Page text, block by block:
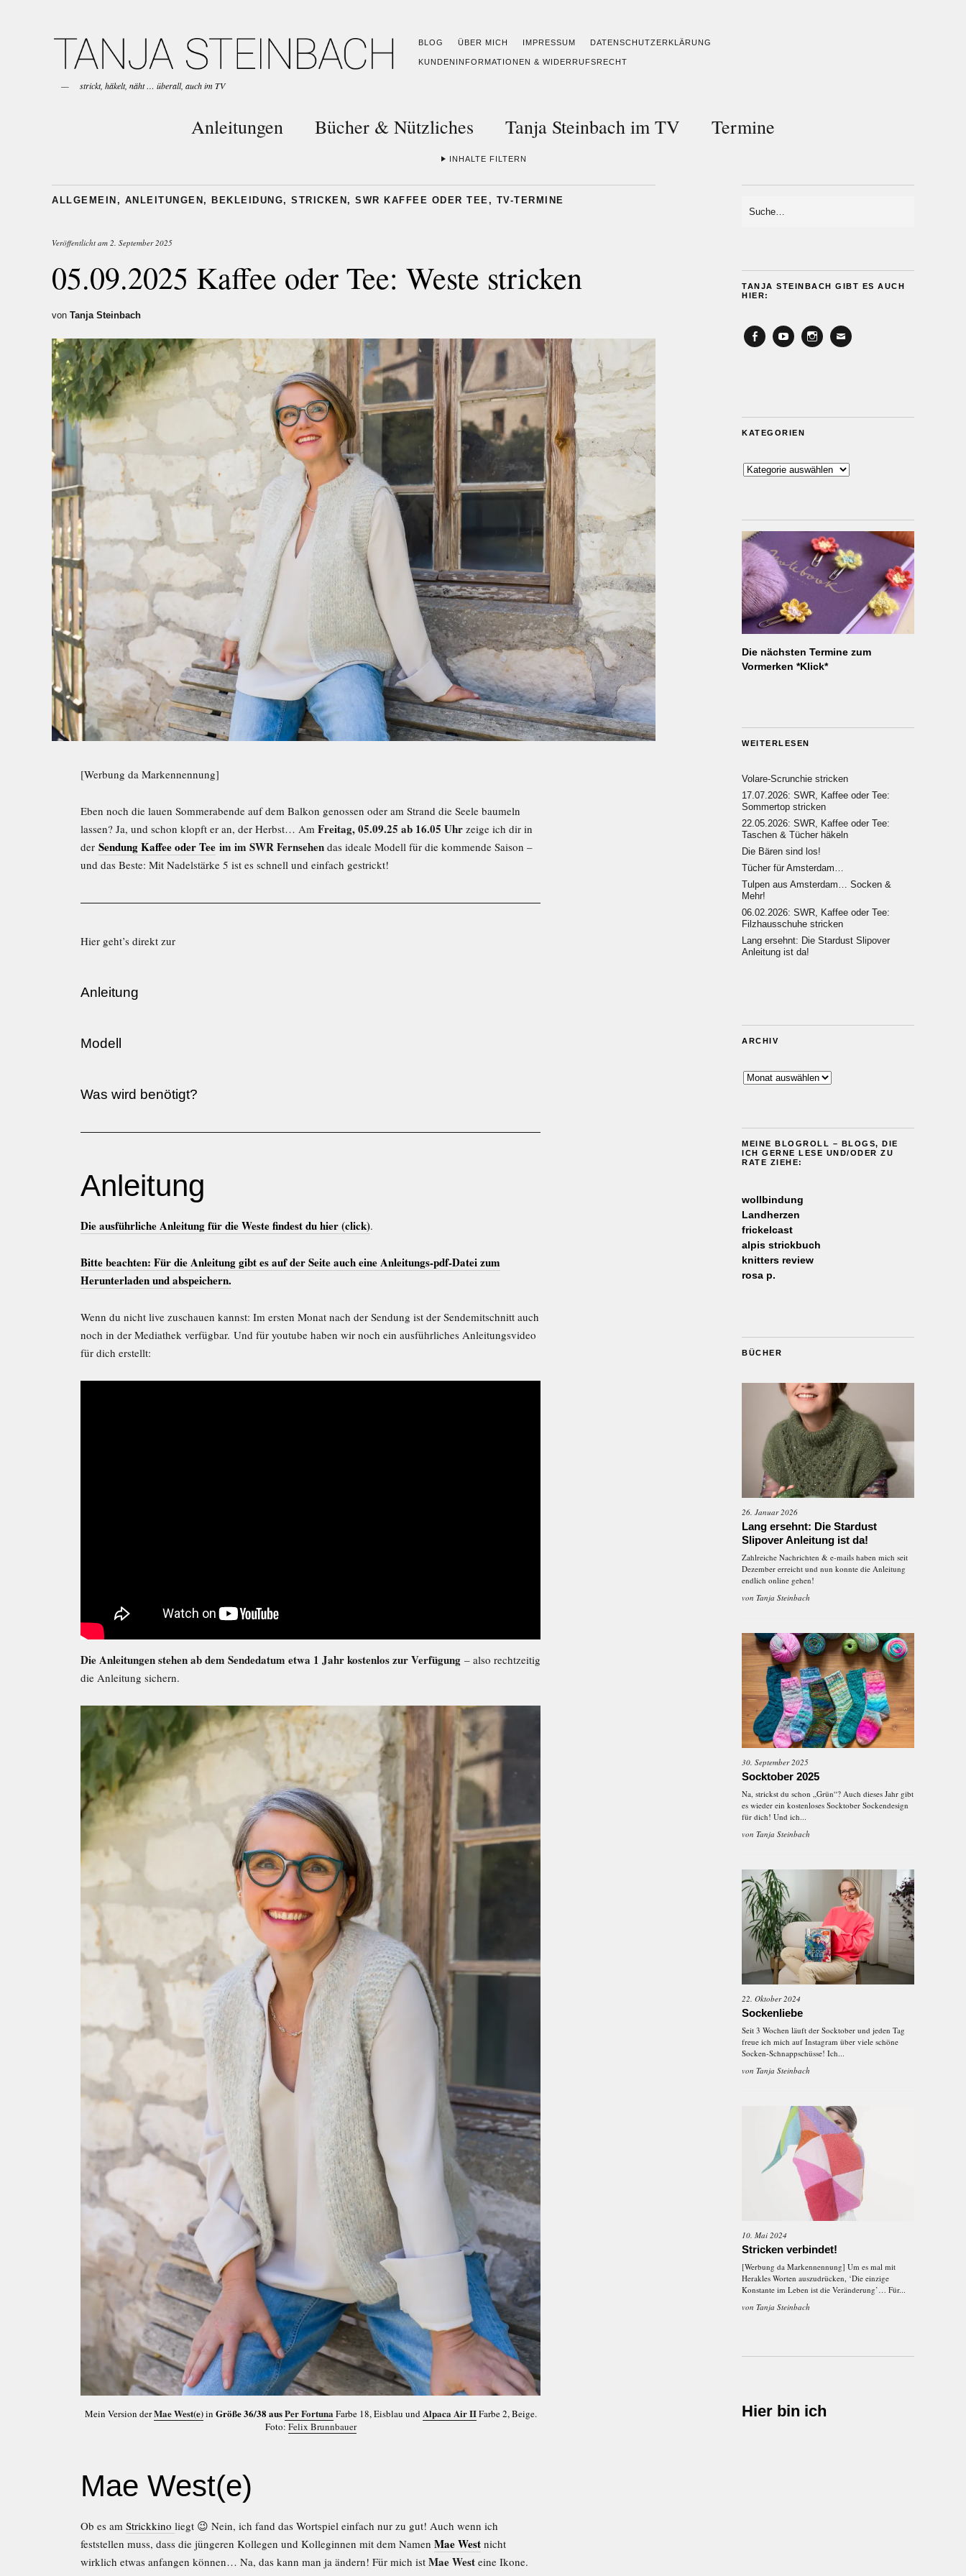
BLOG ÜBER MICH IMPRESSUM DATENSCHUTZERKLÄRUNG
KUNDENINFORMATIONEN & WIDERRUFSRECHT
strickt, häkelt, näht … überall, auch im TV
Anleitungen Bücher & Nützliches Tanja Steinbach im TV Termine
INHALTE FILTERN
ALLGEMEIN , ANLEITUNGEN, BEKLEIDUNG, STRICKEN, SWR KAFFEE ODER TEE , TV-TERMINE
Veröffentlicht am 2. September 2025
05.09.2025 Kaffee oder Tee: Weste stricken
von Tanja Steinbach
[Werbung da Markennennung]
Eben noch die lauen Sommerabende auf dem Balkon genossen oder am Strand die Seele baumeln
lassen? Ja, und schon klopft er an, der Herbst… Am Freitag, 05.09.25 ab 16.05 Uhr zeige ich dir in
der Sendung Kaffee oder Tee im im SWR Fernsehen das ideale Modell für die kommende Saison –
und das Beste: Mit Nadelstärke 5 ist es schnell und einfach gestrickt!
Hier geht’s direkt zur
Anleitung
Modell
Was wird benötigt?
Anleitung
Die ausführliche Anleitung für die Weste findest du hier (click).
Bitte beachten: Für die Anleitung gibt es auf der Seite auch eine Anleitungs-pdf-Datei zum
Herunterladen und abspeichern.
Wenn du nicht live zuschauen kannst: Im ersten Monat nach der Sendung ist der Sendemitschnitt auch
noch in der Mediathek verfügbar. Und für youtube haben wir noch ein ausführliches Anleitungsvideo
für dich erstellt:
Die Anleitungen stehen ab dem Sendedatum etwa 1 Jahr kostenlos zur Verfügung – also rechtzeitig
die Anleitung sichern.
Mein Version derMae West(e)in Größe 36/38 ausPer Fortuna Farbe 18, Eisblau undAlpaca Air IIFarbe 2, Beige.
Foto: Felix Brunnbauer
Mae West(e)
Ob es am Strickkino liegt 😉 Nein, ich fand das Wortspiel einfach nur zu gut! Auch wenn ich
feststellen muss, dass die jüngeren Kollegen und Kolleginnen mit dem Namen Mae West nicht
wirklich etwas anfangen können… Na, das kann man ja ändern! Für mich ist Mae West eine Ikone.
TANJA STEINBACH GIBT ES AUCH
HIER:
KATEGORIEN
Kategorien
Die nächsten Termine zum
Vormerken *Klick*
WEITERLESEN
Volare-Scrunchie stricken
17.07.2026: SWR, Kaffee oder Tee:
Sommertop stricken
22.05.2026: SWR, Kaffee oder Tee:
Taschen & Tücher häkeln
Die Bären sind los!
Tücher für Amsterdam…
Tulpen aus Amsterdam… Socken &
Mehr!
06.02.2026: SWR, Kaffee oder Tee:
Filzhausschuhe stricken
Lang ersehnt: Die Stardust Slipover
Anleitung ist da!
ARCHIV
Archiv
MEINE BLOGROLL – BLOGS, DIE
ICH GERNE LESE UND/ODER ZU
RATE ZIEHE:
wollbindung
Landherzen
frickelcast
alpis strickbuch
knitters review
rosa p.
BÜCHER
26. Januar 2026
Lang ersehnt: Die Stardust
Slipover Anleitung ist da!
Zahlreiche Nachrichten & e-mails haben mich seit
Dezember erreicht und nun konnte die Anleitung
endlich online gehen!
von Tanja Steinbach
30. September 2025
Socktober 2025
Na, strickst du schon „Grün“? Auch dieses Jahr gibt
es wieder ein kostenloses Socktober Sockendesign
für dich! Und ich...
von Tanja Steinbach
22. Oktober 2024
Sockenliebe
Seit 3 Wochen läuft der Socktober und jeden Tag
freue ich mich auf Instagram über viele schöne
Socken-Schnappschüsse! Ich...
von Tanja Steinbach
10. Mai 2024
Stricken verbindet!
[Werbung da Markennennung] Um es mal mit
Herakles Worten auszudrücken, ‘Die einzige
Konstante im Leben ist die Veränderung’… Für...
von Tanja Steinbach
Hier bin ich